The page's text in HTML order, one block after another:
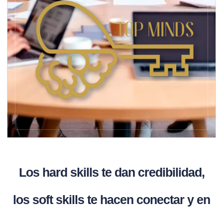
Los hard skills te dan credibilidad,
los soft skills te hacen conectar y en